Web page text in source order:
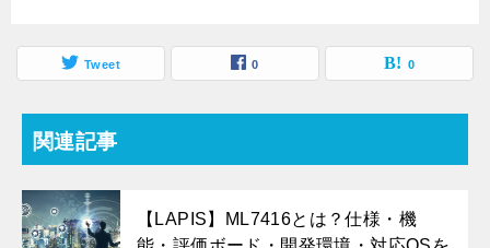
Tweet 0 0
関連記事
【LAPIS】ML7416とは？仕様・機